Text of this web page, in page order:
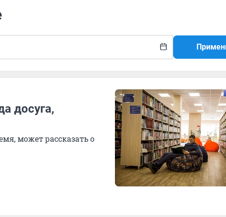
досуга,
может рассказать о